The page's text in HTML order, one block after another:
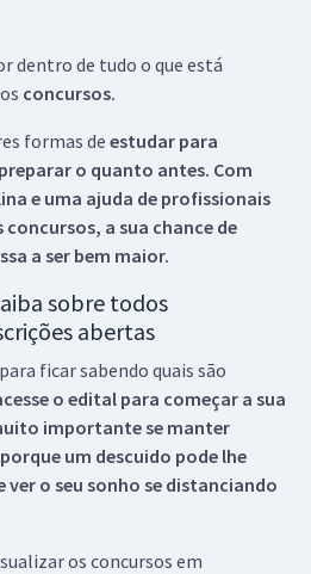
dentro de tudo o que está
concursos.
formas de estudar para
o quanto antes. Com
e uma ajuda de profissionais
concursos, a sua chance de
a ser bem maior.
sobre todos
abertas
ficar sabendo quais são
o edital para começar a sua
importante se manter
um descuido pode lhe
ver o seu sonho se distanciando
os concursos em